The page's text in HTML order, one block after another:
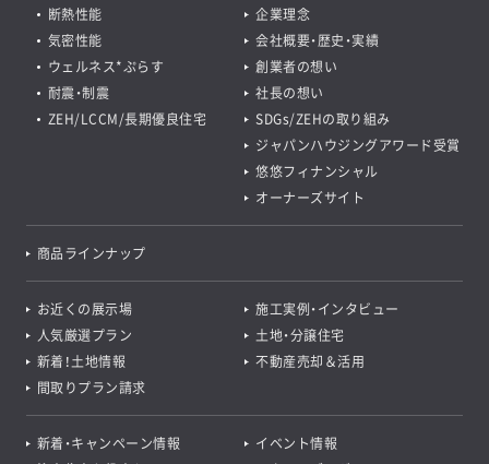
断熱性能
気密性能
ウェルネス*ぷらす
耐震・制震
ZEH/LCCM/長期優良住宅
企業理念
会社概要・歴史・実績
創業者の想い
社長の想い
SDGs/ZEHの取り組み
ジャパンハウジングアワード受賞
悠悠フィナンシャル
オーナーズサイト
商品ラインナップ
お近くの展示場
施工実例・インタビュー
人気厳選プラン
土地・分譲住宅
新着！土地情報
不動産売却＆活用
間取りプラン請求
新着・キャンペーン情報
イベント情報